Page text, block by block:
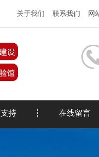
关于我们 联系我们 网
持 在线留言